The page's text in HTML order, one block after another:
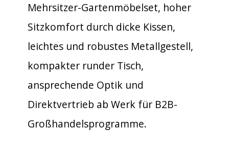
Mehrsitzer-Gartenmöbelset, hoher
Sitzkomfort durch dicke Kissen,
leichtes und robustes Metallgestell,
kompakter runder Tisch,
ansprechende Optik und
Direktvertrieb ab Werk für B2B-
Großhandelsprogramme.